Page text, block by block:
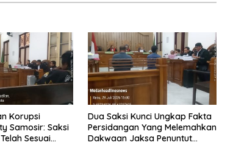
Korupsi
Samosir: Saksi
Sesuai
Dua Saksi Kunci Ungkap Fakta
Persidangan Yang Melemahkan
Dakwaan Jaksa Penuntut